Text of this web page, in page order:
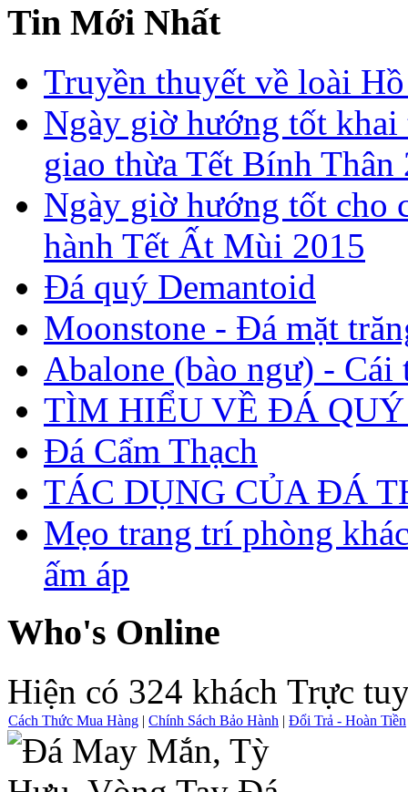
Tin Mới Nhất
Truyền thuyết về loài
Ngày giờ hướng tốt
giao thừa Tết Bính Thân
Ngày giờ hướng tốt cho
hành Tết Ất Mùi 2015
Đá quý Demantoid
Moonstone - Đá mặt
Abalone (bào ngư) - Cái
TÌM HIỂU VỀ ĐÁ QUÝ
Đá Cẩm Thạch
TÁC DỤNG CỦA ĐÁ
Mẹo trang trí phòng
ấm áp
Who's Online
Hiện có 324 khách Trực
Cách Thức Mua Hàng | Chính Sách Bảo Hành | Đổi Trả - Hoàn Tiền